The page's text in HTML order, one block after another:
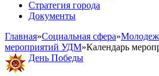
Стратегия города
Документы
Главная»Социальная сфера»
мероприятий УДМ»Календарь
День Победы